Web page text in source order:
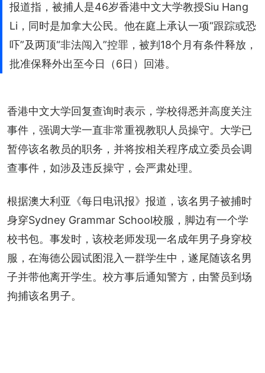
报道指，被捕人是46岁香港中文大学教授Siu Hang
Li，同时是加拿大公民。他在庭上承认一项“跟踪或恐
吓”及两顶“非法闯入”控罪，被判18个月有条件释放，
批准保释外出至今日（6日）回港。
香港中文大学回复查询时表示，学校得悉并高度关注
事件，强调大学一直非常重视教职人员操守。大学已
暂停该名教员的职务，并将按相关程序成立委员会调
查事件，如涉及违反操守，会严肃处理。
根据澳大利亚《每日电讯报》报道，该名男子被捕时
身穿Sydney Grammar School校服，脚边有一个学
校书包。事发时，该校老师发现一名成年男子身穿校
服，在海德公园试图混入一群学生中，遂尾随该名男
子并带他离开学生。校方事后通知警方，由警员到场
拘捕该名男子。